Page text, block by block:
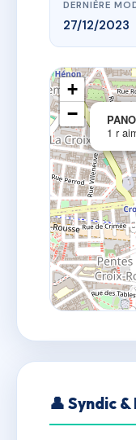
DERNIÈRE
27/12/2023
1 r
+
−
👤 Syndic